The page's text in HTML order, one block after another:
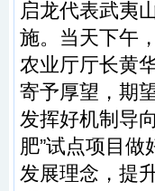
启龙代表武夷
施。当天下午
农业厅厅长黄
寄予厚望，期
发挥好机制导
肥”试点项目
发展理念，提